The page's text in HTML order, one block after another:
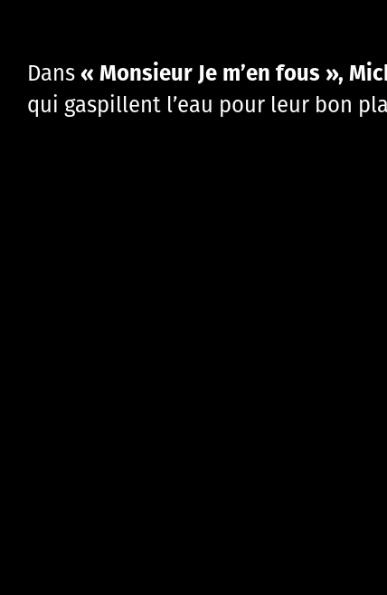
Dans« Monsieur Je m’en fous »,
qui gaspillent l’eau pour leur bon